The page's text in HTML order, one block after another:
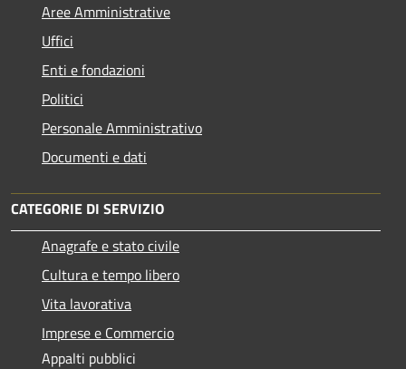
Aree Amministrative
Uffici
Enti e fondazioni
Politici
Personale Amministrativo
Documenti e dati
CATEGORIE DI SERVIZIO
Anagrafe e stato civile
Cultura e tempo libero
Vita lavorativa
Imprese e Commercio
Appalti pubblici